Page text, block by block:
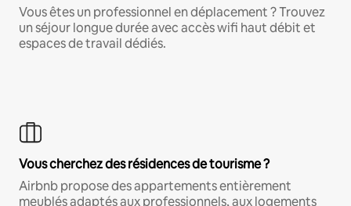
Vous êtes un professionnel en déplacement ? Trouvez
un séjour longue durée avec accès wifi haut débit et
espaces de travail dédiés.
Vous cherchez des résidences de tourisme ?
Airbnb propose des appartements entièrement
meublés adaptés aux professionnels, aux logements